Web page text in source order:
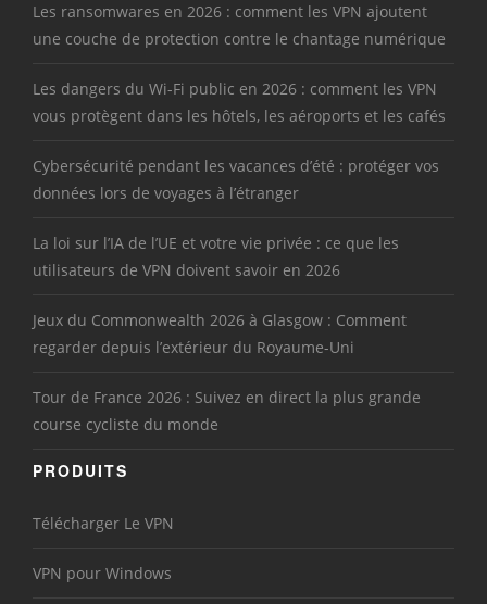
Les ransomwares en 2026 : comment les VPN ajoutent
une couche de protection contre le chantage numérique
Les dangers du Wi-Fi public en 2026 : comment les VPN
vous protègent dans les hôtels, les aéroports et les cafés
Cybersécurité pendant les vacances d’été : protéger vos
données lors de voyages à l’étranger
La loi sur l’IA de l’UE et votre vie privée : ce que les
utilisateurs de VPN doivent savoir en 2026
Jeux du Commonwealth 2026 à Glasgow : Comment
regarder depuis l’extérieur du Royaume-Uni
Tour de France 2026 : Suivez en direct la plus grande
course cycliste du monde
PRODUITS
Télécharger Le VPN
VPN pour Windows